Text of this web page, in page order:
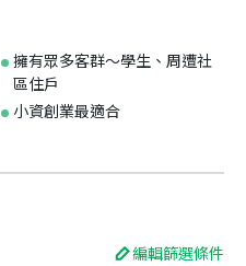
擁有眾多客群～學生、周遭社
區住戶
小資創業最適合
編輯篩選條件